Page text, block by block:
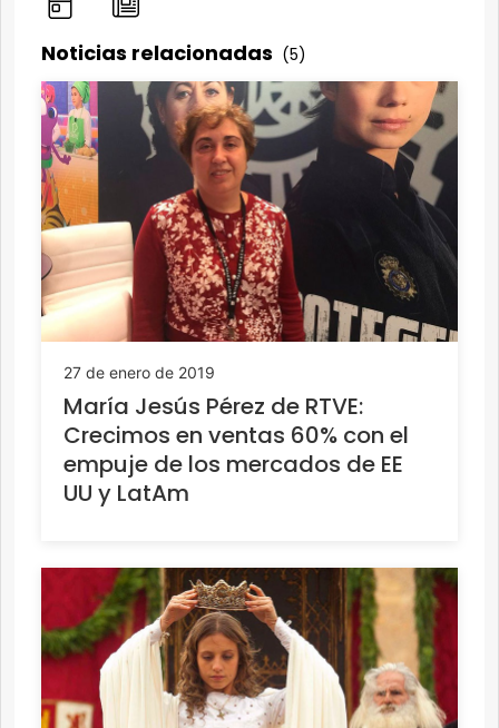
Noticias relacionadas (5)
27 de enero de 2019
María Jesús Pérez de RTVE:
Crecimos en ventas 60% con el
empuje de los mercados de EE
UU y LatAm